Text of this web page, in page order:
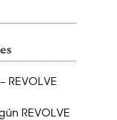
REVOLVE
REVOLVE